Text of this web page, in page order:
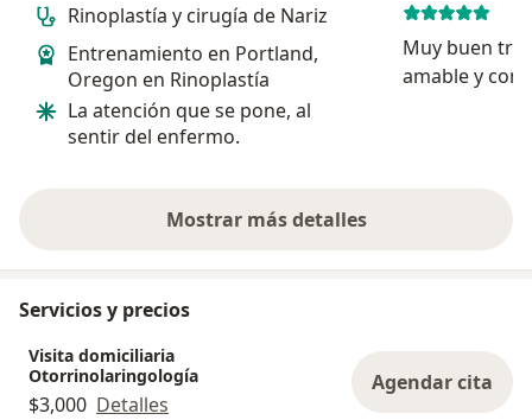
Rinoplastía y cirugía de Nariz
Entrenamiento en Portland,
Oregon en Rinoplastía
La atención que se pone, al
sentir del enfermo.
Muy buen
amable y con
Mostrar más detalles
sobre la experiencia
Servicios y precios
Visita domiciliaria
Otorrinolaringología
$3,000 Detalles
Agendar cita